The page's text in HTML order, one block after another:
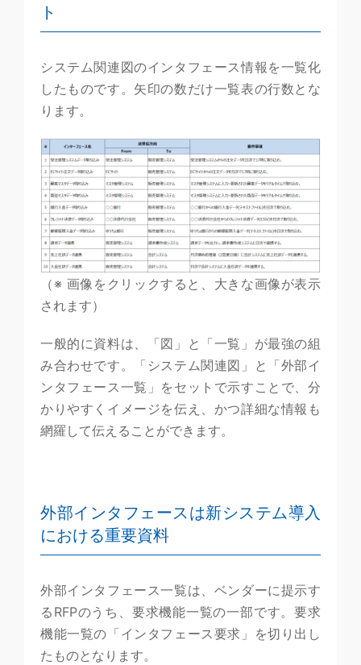
ト
システム関連図のインタフェース情報を一覧化
したものです。矢印の数だけ一覧表の行数とな
ります。
（※ 画像をクリックすると、大きな画像が表示
されます）
一般的に資料は、「図」と「一覧」が最強の組
み合わせです。「システム関連図」と「外部イ
ンタフェース一覧」をセットで示すことで、分
かりやすくイメージを伝え、かつ詳細な情報も
網羅して伝えることができます。
外部インタフェースは新システム導入
における重要資料
外部インタフェース一覧は、ベンダーに提示す
るRFPのうち、要求機能一覧の一部です。要求
機能一覧の「インタフェース要求」を切り出し
たものとなります。